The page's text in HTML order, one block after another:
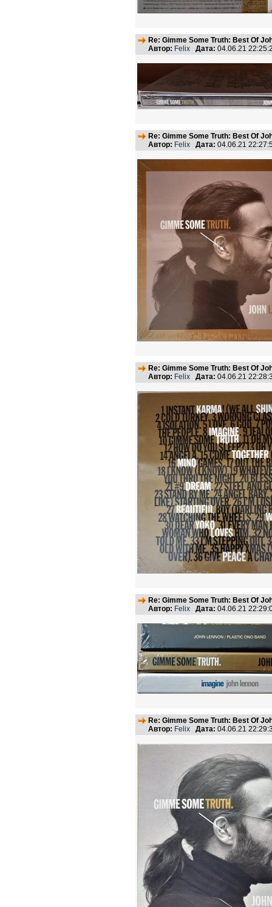
Re: Gimme Some Truth: Best Of
Автор: Felix Дата: 04.06.21
Re: Gimme Some Truth: Best Of
Автор: Felix Дата: 04.06.21
Re: Gimme Some Truth: Best Of
Автор: Felix Дата: 04.06.21
Re: Gimme Some Truth: Best Of
Автор: Felix Дата: 04.06.21
Re: Gimme Some Truth: Best Of
Автор: Felix Дата: 04.06.21